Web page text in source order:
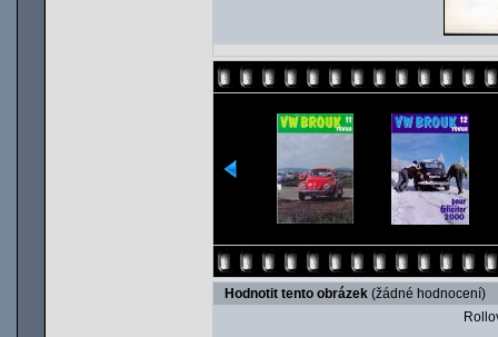
Hodnotit tento obrázek (žádné hodnocení)